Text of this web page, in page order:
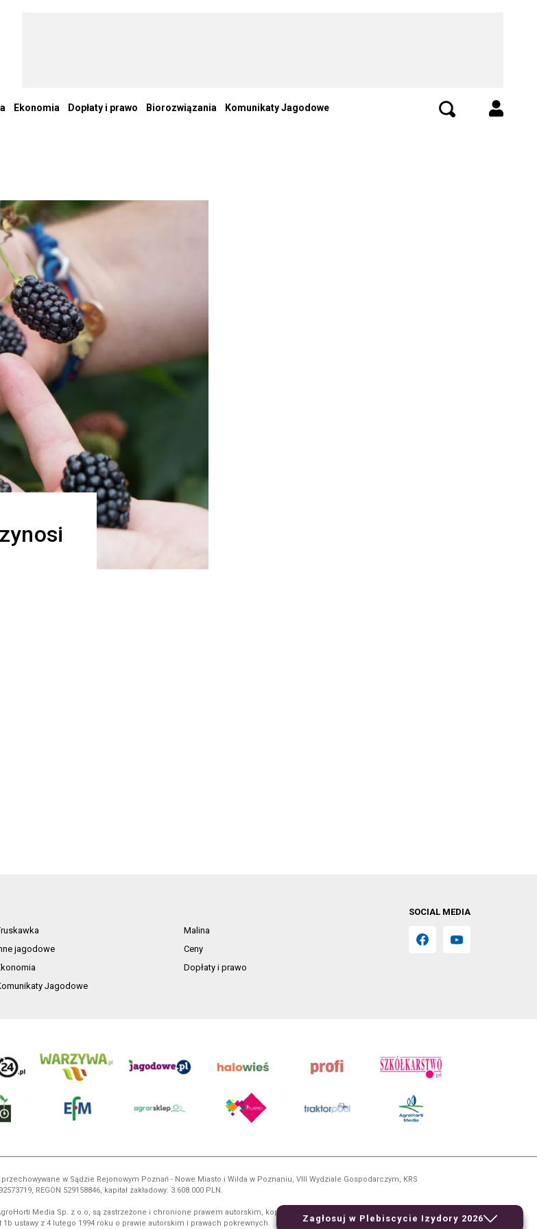
Ekonomia Dopłaty i prawo Biorozwiązania Komunikaty Jagodowe
Zagłosuj w Plebiscycie Izydory 2026
Malina
jagodowe
Ceny
Dopłaty i prawo
Jagodowe
SOCIAL MEDIA
w Sądzie Rejonowym Poznań - Nowe Miasto i Wilda w Poznaniu, VIII Wydziale Gospodarczym, KRS
REGON 529158846, kapitał zakładowy: 3.608.000 PLN.
Media Sp. z o.o, są zastrzeżone i chronione prawem autorskim, kopiowanie i dalsze rozpowszechnianie treści
1b ustawy z 4 lutego 1994 roku o prawie autorskim i prawach pokrewnych.